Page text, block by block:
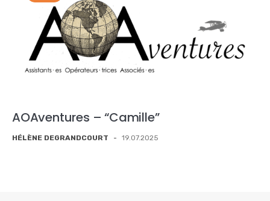
AOAventures – “Camille”
HÉLÈNE DEGRANDCOURT - 19.07.2025